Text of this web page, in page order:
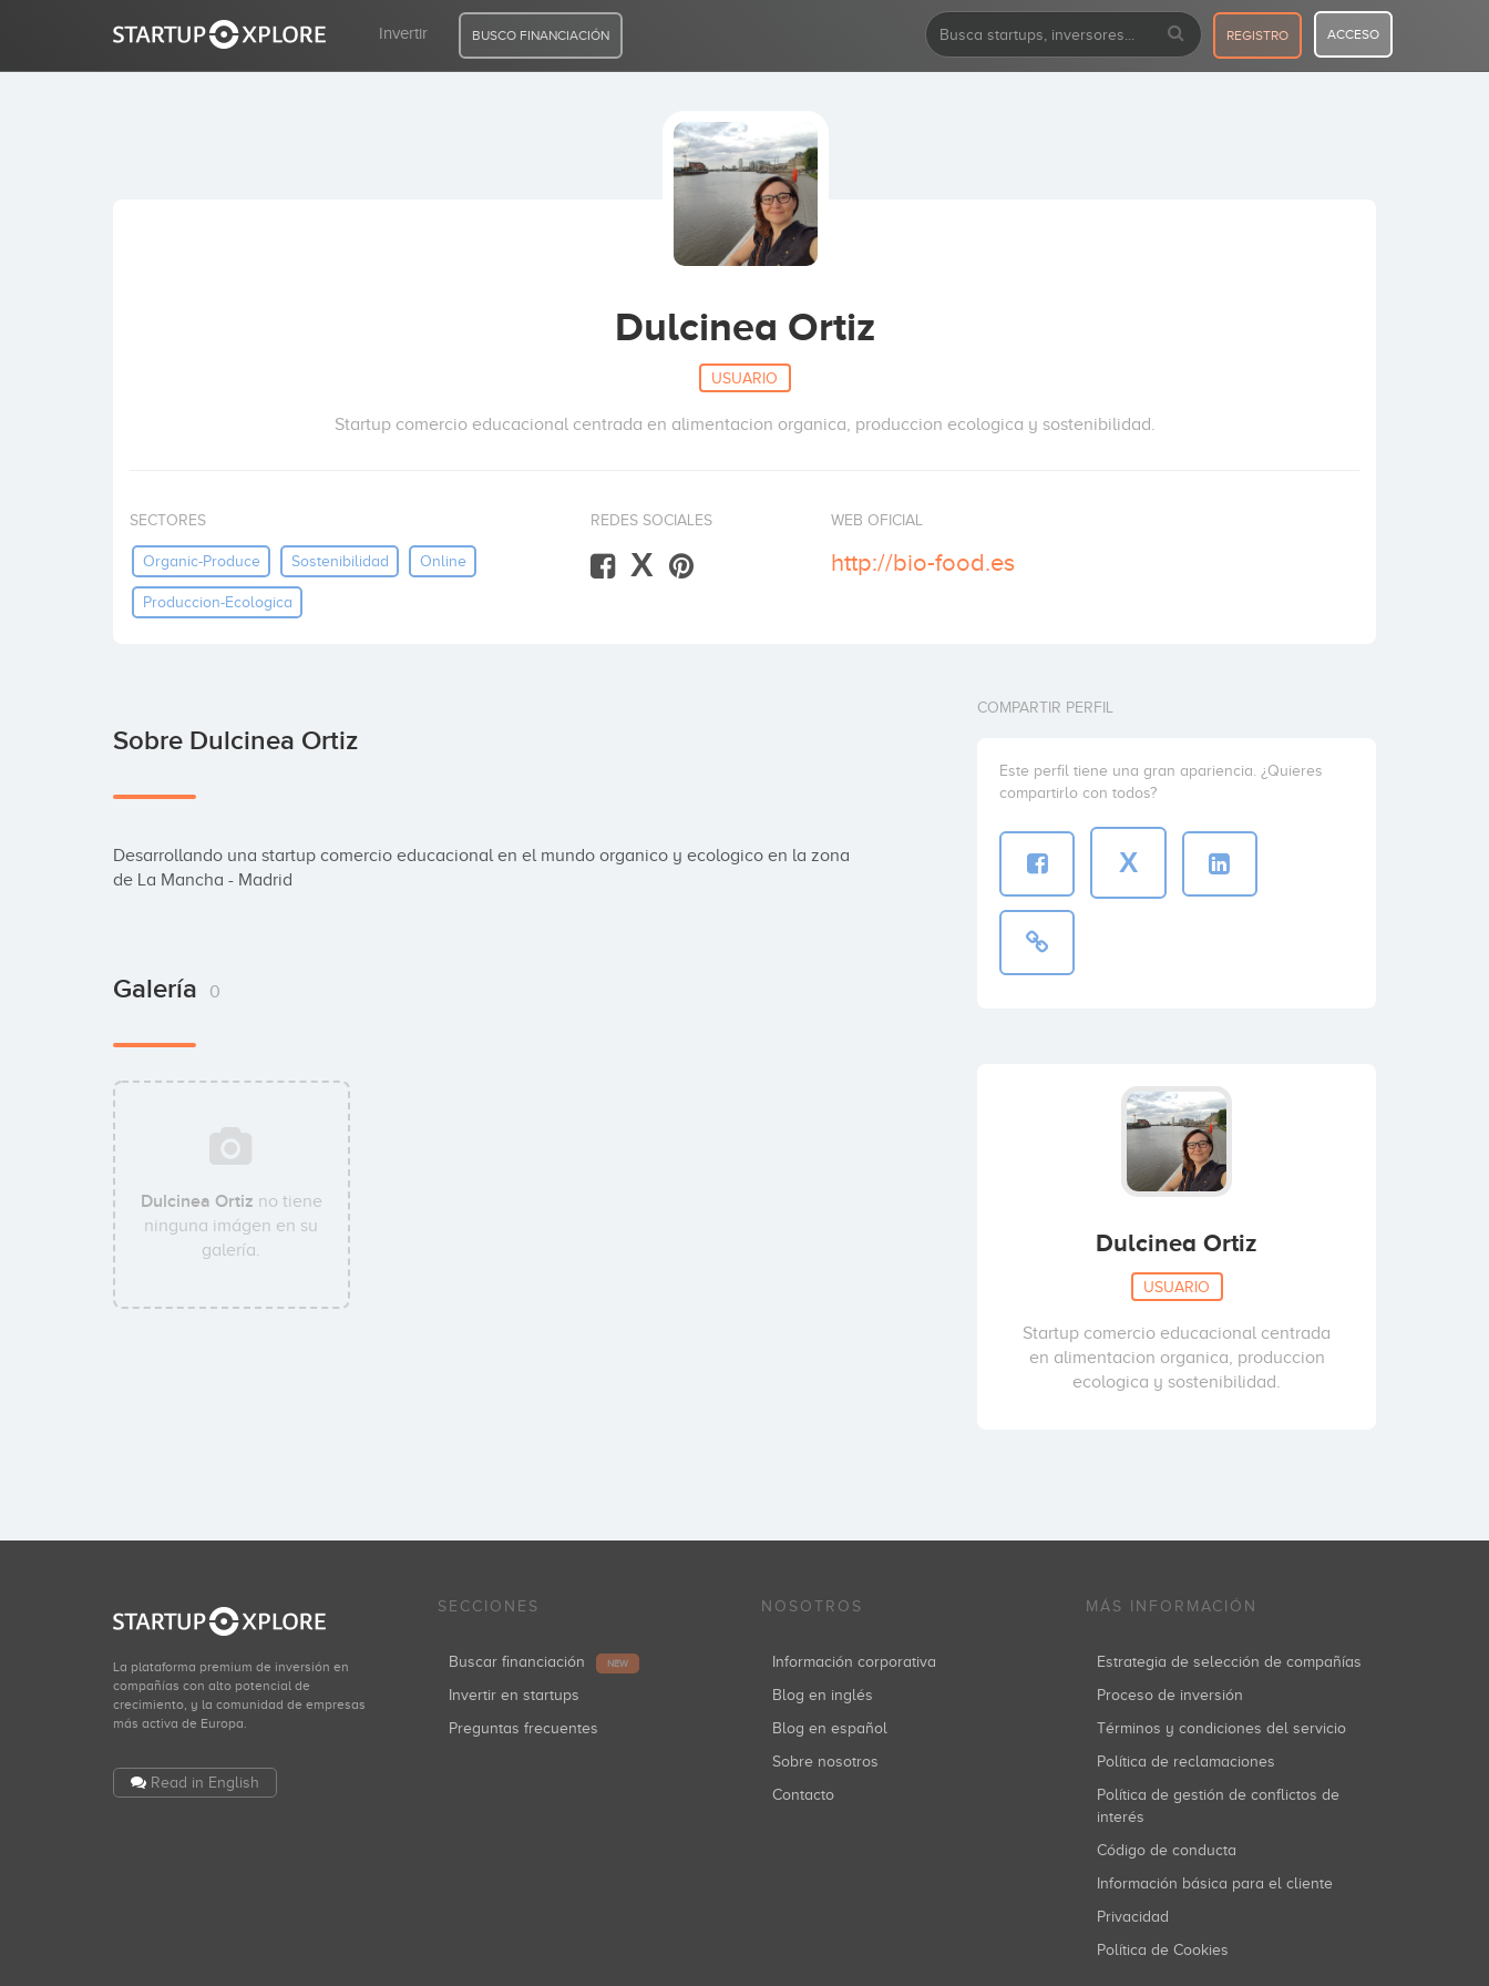
Invertir BUSCO FINANCIACIÓN REGISTRO ACCESO
Dulcinea Ortiz
USUARIO
Startup comercio educacional centrada en alimentacion organica, produccion ecologica y sostenibilidad.
SECTORES
Organic-Produce Sostenibilidad Online
Produccion-Ecologica
REDES SOCIALES
X
WEB OFICIAL
http://bio-food.es
Sobre Dulcinea Ortiz
Desarrollando una startup comercio educacional en el mundo organico y ecologico en la zona
de La Mancha - Madrid
Galería 0
Dulcinea Ortiz no tiene
ninguna imágen en su
galería.
COMPARTIR PERFIL
Este perfil tiene una gran apariencia. ¿Quieres
compartirlo con todos?
X
Dulcinea Ortiz
USUARIO
Startup comercio educacional centrada
en alimentacion organica, produccion
ecologica y sostenibilidad.
La plataforma premium de inversión en
compañías con alto potencial de
crecimiento, y la comunidad de empresas
más activa de Europa.
Read in English
SECCIONES
Buscar financiación NEW
Invertir en startups
Preguntas frecuentes
NOSOTROS
Información corporativa
Blog en inglés
Blog en español
Sobre nosotros
Contacto
MÁS INFORMACIÓN
Estrategia de selección de compañías
Proceso de inversión
Términos y condiciones del servicio
Política de reclamaciones
Política de gestión de conflictos de
interés
Código de conducta
Información básica para el cliente
Privacidad
Política de Cookies